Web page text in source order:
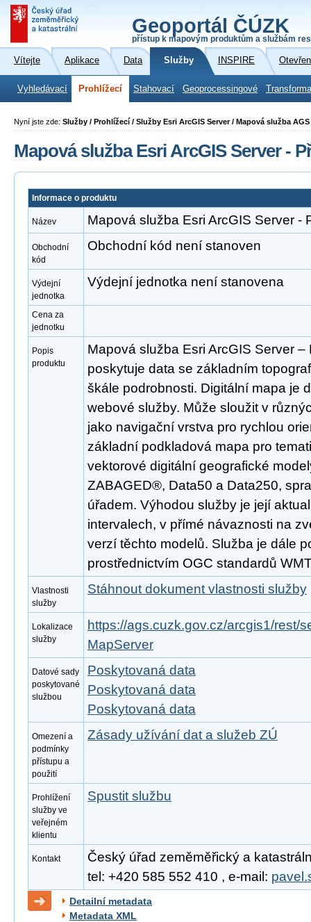
Geoportál ČÚZK
přístup k mapovým produktům a službám
Vítejte Aplikace Data Služby INSPIRE
Vyhledávací Prohlížecí Stahovací Geoprocessingové
Nyní jste zde: Služby / Prohlížecí / Služby Esri ArcGIS Server / Mapová služba
Mapová služba Esri ArcGIS Server -
Informace o produktu
Název Mapová služba Esri ArcGIS Server -
Obchodní
kód
Obchodní kód není stanoven
Výdejní
jednotka
Výdejní jednotka není stanovena
Cena za
jednotku
Popis
produktu
Mapová služba Esri ArcGIS Server
poskytuje data se základním
škále podrobnosti. Digitální mapa je
webové služby. Může sloužit v
jako navigační vrstva pro rychlou
základní podkladová mapa pro
vektorové digitální geografické
ZABAGED®, Data50 a Data250,
úřadem. Výhodou služby je její
intervalech, v přímé návaznosti na
verzí těchto modelů. Služba je dále
prostřednictvím OGC standardů
Vlastnosti
služby
Stáhnout dokument vlastnosti služby
Lokalizace
služby
https://ags.cuzk.gov.cz/arcgis1/rest/
MapServer
Datové sady
poskytované
službou
Poskytovaná data
Poskytovaná data
Poskytovaná data
Omezení a
podmínky
přístupu a
použití
Zásady užívání dat a služeb ZÚ
Prohlížení
služby ve
veřejném
klientu
Spustit službu
Kontakt
Český úřad zeměměřický a
tel: +420 585 552 410 , e-mail:
Detailní metadata
Metadata XML